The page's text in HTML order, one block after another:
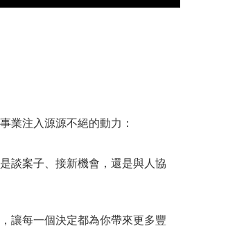
業注入源源不絕的動力：
談案子、接新機會，還是與人協
讓每一個決定都為你帶來更多豐